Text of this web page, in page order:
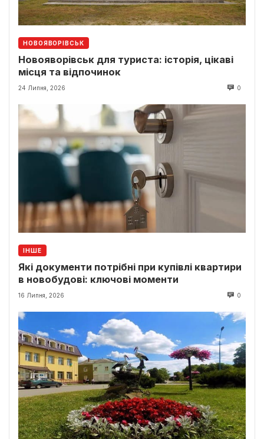
НОВОЯВОРІВСЬК
Новояворівськ для туриста: історія, цікаві
місця та відпочинок
24 Липня, 2026 0
ІНШЕ
Які документи потрібні при купівлі квартири
в новобудові: ключові моменти
16 Липня, 2026 0